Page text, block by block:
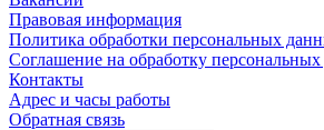
Правовая информация
Политика обработки персональных
Соглашение на обработку
Контакты
Адрес и часы работы
Обратная связь